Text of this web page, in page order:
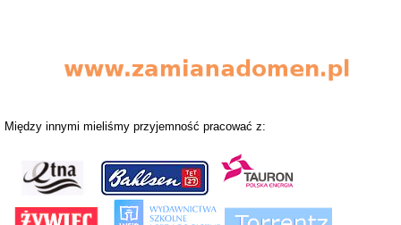
Między innymi mieliśmy przyjemność pracować z: